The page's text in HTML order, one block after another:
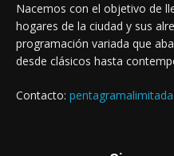
Nacemos con el objetivo de
hogares de la ciudad y sus
programación variada que
desde clásicos hasta
Contacto: